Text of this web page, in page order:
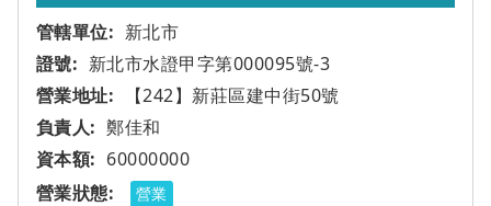
新北市
新北市水證甲字第000095號-3
【242】新莊區建中街50號
鄭佳和
60000000
營業